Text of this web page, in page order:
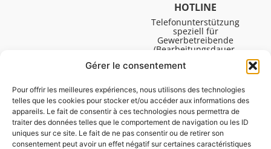
Gérer le consentement
Pour offrir les meilleures expériences, nous utilisons des technologies
telles que les cookies pour stocker et/ou accéder aux informations des
appareils. Le fait de consentir à ces technologies nous permettra de
traiter des données telles que le comportement de navigation ou les ID
uniques sur ce site. Le fait de ne pas consentir ou de retirer son
consentement peut avoir un effet négatif sur certaines caractéristiques
HOTLINE
Telefonunterstützung
speziell für
Gewerbetreibende
(Bearbeitungsdauer,
technische Assistenz usw.).
Montag bis Freitag von